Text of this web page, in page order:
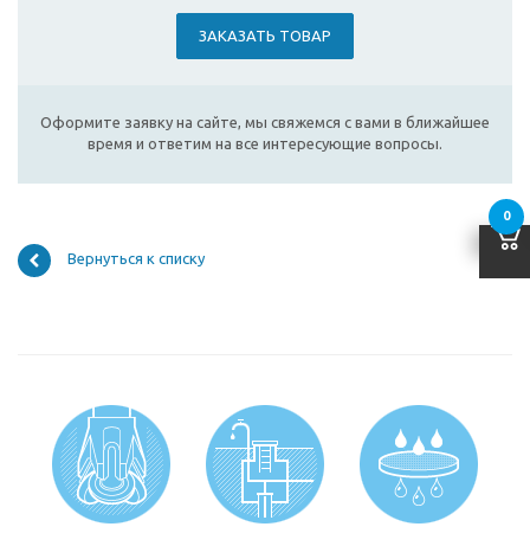
ЗАКАЗАТЬ ТОВАР
Оформите заявку на сайте, мы свяжемся с вами в ближайшее
время и ответим на все интересующие вопросы.
Вернуться к списку
0